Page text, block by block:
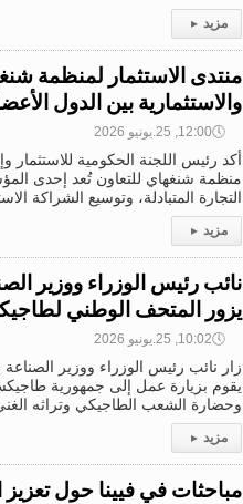
مزيد ▸
منتدى الاستثمار لمنظمة
والاستثمارية بين الدول
🕔12:00, 25.يونيو 2026
أكد رئيس اللجنة الحكومية
منظمة شنغهاي للتعاون تُعد إحدى
التجارة المتبادلة، وتوسيع الشراكة
مزيد ▸
نائب رئيس الوزراء ووزير
يزور المتحف الوطني
🕔10:02, 25.يونيو 2026
زار نائب رئيس الوزراء ووزير
يقوم بزيارة عمل إلى جمهورية
وحضارة الشعب الطاجيكي وتراثه
مزيد ▸
مباحثات في فيينا حول تعزيز